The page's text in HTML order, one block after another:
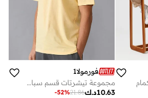
فورمولا1
مجموعة تيشرتات قسم سباقات الفورمولا 1 العالمية
د.ك10.63
21.86
-52%